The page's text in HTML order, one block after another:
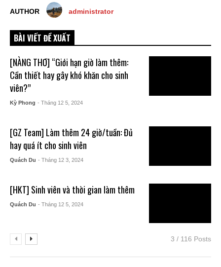
AUTHOR administrator
BÀI VIẾT ĐỀ XUẤT
[NÀNG THƠ] “Giới hạn giờ làm thêm:
Cần thiết hay gây khó khăn cho sinh
viên?”
Kỳ Phong - Tháng 12 5, 2024
[GZ Team] Làm thêm 24 giờ/tuần: Đủ
hay quá ít cho sinh viên
Quách Du - Tháng 12 3, 2024
[HKT] Sinh viên và thời gian làm thêm
Quách Du - Tháng 12 5, 2024
3 / 116 Posts